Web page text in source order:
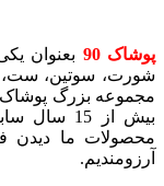
پوشاک 90
بعنوان
شورت، سوتین،
بیش از
محصولات ما دیدن
آرزومندیم.